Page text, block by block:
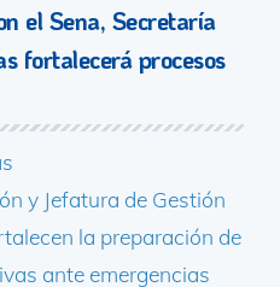
el Sena, Secretaría
fortalecerá procesos